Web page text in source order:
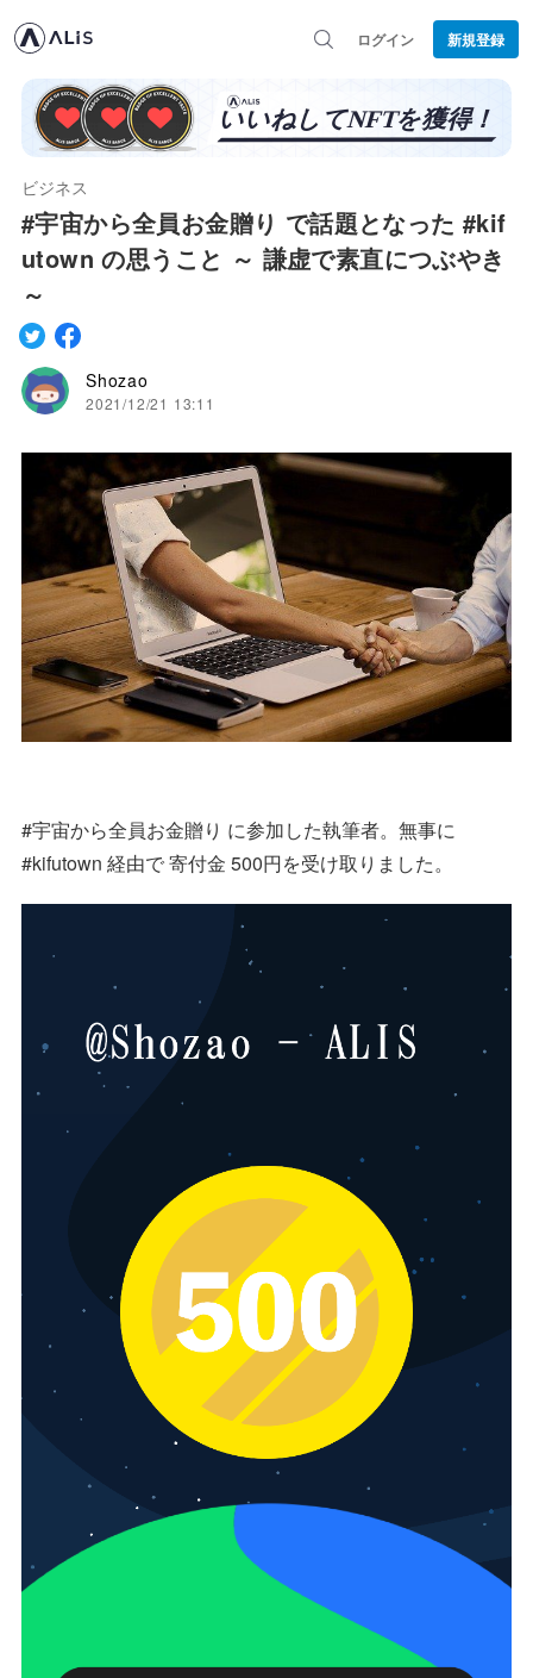
ログイン 新規登録
ビジネス
#宇宙から全員お金贈り で話題となった #kif
utown の思うこと ～ 謙虚で素直につぶやき
～
Shozao
2021/12/21 13:11
#宇宙から全員お金贈り に参加した執筆者。無事に
#kifutown 経由で 寄付金 500円を受け取りました。